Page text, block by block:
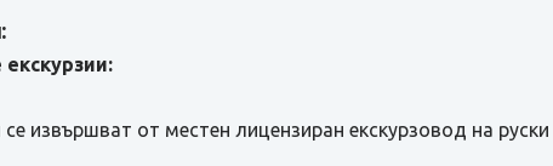
извършват от местен лицензиран екскурзовод на руски